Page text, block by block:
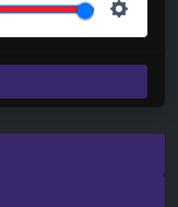
S
e